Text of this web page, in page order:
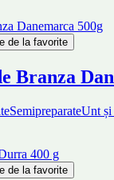
de la favorite
Branza
SemipreparateUnt și
de la favorite